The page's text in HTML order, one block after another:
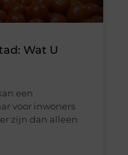
Wat U
een
voor inwoners
zijn dan alleen